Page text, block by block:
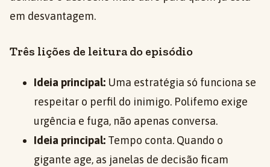
em desvantagem.
Três lições de leitura do episódio
Ideia principal: Uma estratégia só funciona se
respeitar o perfil do inimigo. Polifemo exige
urgência e fuga, não apenas conversa.
Ideia principal: Tempo conta. Quando o
gigante age, as janelas de decisão ficam